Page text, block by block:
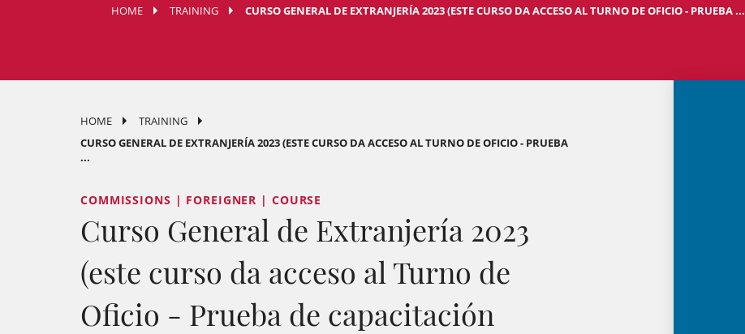
HOME TRAINING CURSO GENERAL DE EXTRANJERÍA 2023 (ESTE CURSO DA ACCESO AL TURNO DE OFICIO - PRUEBA ...
HOME
TRAINING
CURSO GENERAL DE EXTRANJERÍA 2023 (ESTE CURSO DA ACCESO AL TURNO DE OFICIO - PRUEBA
...
COMMISSIONS | FOREIGNER | COURSE
Curso General de Extranjería 2023
(este curso da acceso al Turno de
Oficio - Prueba de capacitación